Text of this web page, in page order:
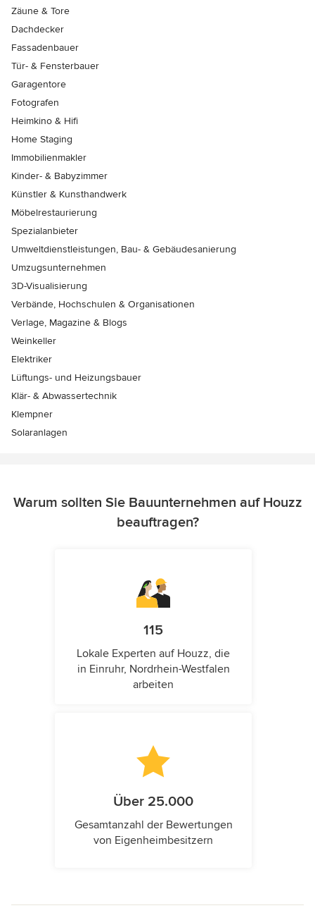
Zäune & Tore
Dachdecker
Fassadenbauer
Tür- & Fensterbauer
Garagentore
Fotografen
Heimkino & Hifi
Home Staging
Immobilienmakler
Kinder- & Babyzimmer
Künstler & Kunsthandwerk
Möbelrestaurierung
Spezialanbieter
Umweltdienstleistungen, Bau- & Gebäudesanierung
Umzugsunternehmen
3D-Visualisierung
Verbände, Hochschulen & Organisationen
Verlage, Magazine & Blogs
Weinkeller
Elektriker
Lüftungs- und Heizungsbauer
Klär- & Abwassertechnik
Klempner
Solaranlagen
Warum sollten Sie Bauunternehmen auf Houzz
beauftragen?
115
Lokale Experten auf Houzz, die
in Einruhr, Nordrhein-Westfalen
arbeiten
Über 25.000
Gesamtanzahl der Bewertungen
von Eigenheimbesitzern